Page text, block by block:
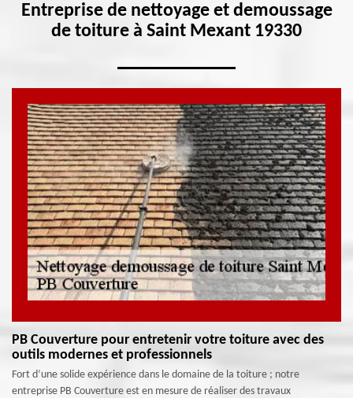
Entreprise de nettoyage et demoussage
de toiture à Saint Mexant 19330
PB Couverture pour entretenir votre toiture avec des
outils modernes et professionnels
Fort d’une solide expérience dans le domaine de la toiture ; notre
entreprise PB Couverture est en mesure de réaliser des travaux